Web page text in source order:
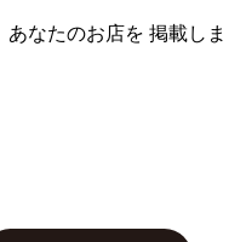
あなたのお店を 掲載しま